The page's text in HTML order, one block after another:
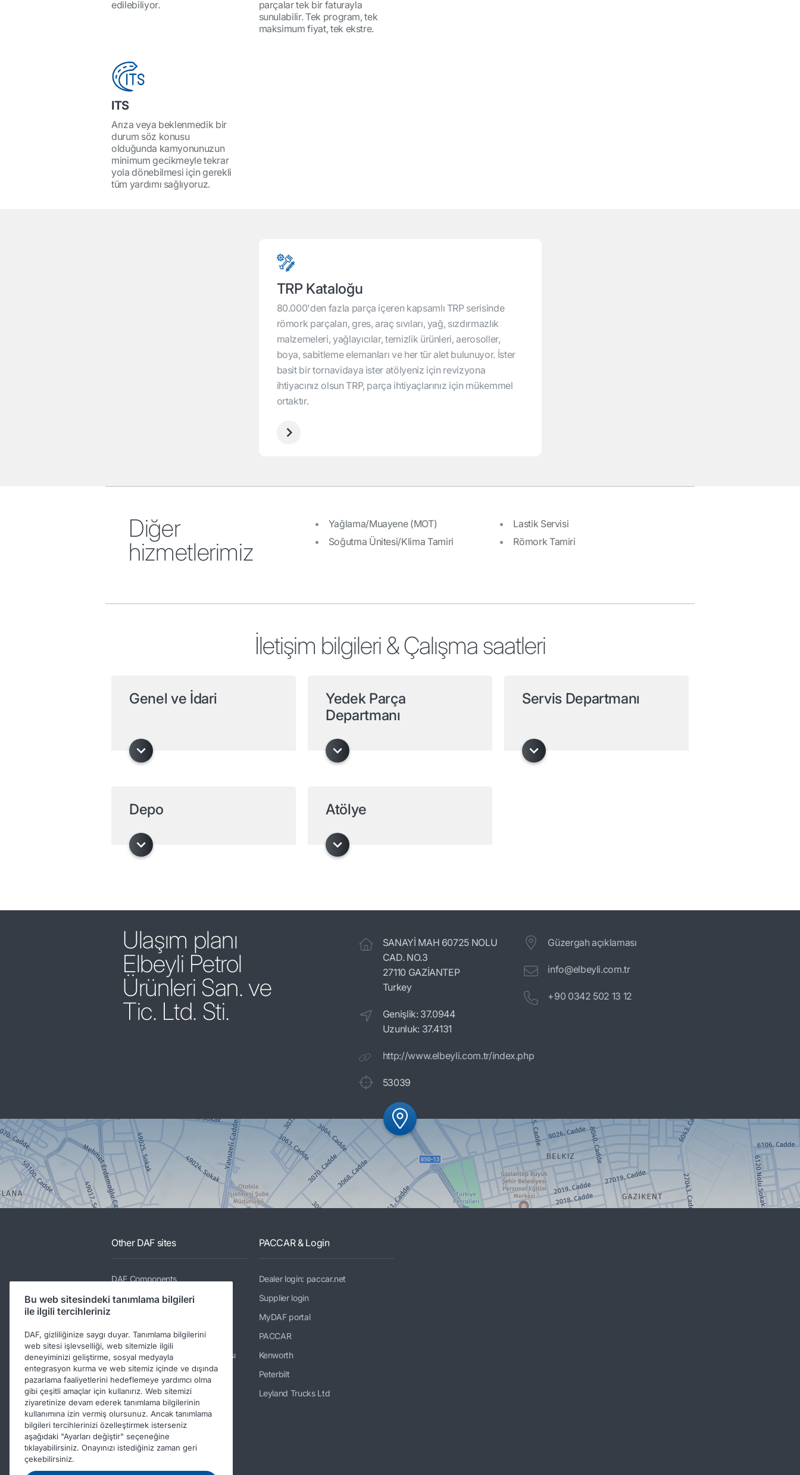
edilebiliyor.
parçalar tek bir faturayla
sunulabilir. Tek program, tek
maksimum fiyat, tek ekstre.
ITS
Arıza veya beklenmedik bir
durum söz konusu
olduğunda kamyonunuzun
minimum gecikmeyle tekrar
yola dönebilmesi için gerekli
tüm yardımı sağlıyoruz.
TRP Kataloğu
80.000'den fazla parça içeren kapsamlı TRP serisinde
römork parçaları, gres, araç sıvıları, yağ, sızdırmazlık
malzemeleri, yağlayıcılar, temizlik ürünleri, aerosoller,
boya, sabitleme elemanları ve her tür alet bulunuyor. İster
basit bir tornavidaya ister atölyeniz için revizyona
ihtiyacınız olsun TRP, parça ihtiyaçlarınız için mükemmel
ortaktır.
Diğer
hizmetlerimiz
Yağlama/Muayene (MOT)
Soğutma Ünitesi/Klima Tamiri
Lastik Servisi
Römork Tamiri
İletişim bilgileri & Çalışma saatleri
Genel ve İdari
Yedek Parça
Departmanı
Servis Departmanı
Depo Atölye
Ulaşım planı
Elbeyli Petrol
Ürünleri San. ve
Tic. Ltd. Sti.
SANAYİ MAH 60725 NOLU
CAD. NO.3
27110 GAZİANTEP
Turkey
Genişlik: 37.0944
Uzunluk: 37.4131
http://www.elbeyli.com.tr/index.php
53039
Güzergah açıklaması
info@elbeyli.com.tr
+90 0342 502 13 12
Other DAF sites
DAF Components
DAF Merchandising store
TRP Truck & Trailer Parts
DAF Yedek Parça Web Mağazası
DAF Kasa Yapım Bilgileri
DAF İkinci El Kamyonlar
DAF Ready-to-Go Trucks
Repair and maintenance
information for independent
operators
Periodic Technical Inspections
PACCAR & Login
Dealer login: paccar.net
Supplier login
MyDAF portal
PACCAR
Kenworth
Peterbilt
Leyland Trucks Ltd
Bu web sitesindeki tanımlama bilgileri
ile ilgili tercihleriniz
DAF, gizliliğinize saygı duyar. Tanımlama bilgilerini
web sitesi işlevselliği, web sitemizle ilgili
deneyiminizi geliştirme, sosyal medyayla
entegrasyon kurma ve web sitemiz içinde ve dışında
pazarlama faaliyetlerini hedeflemeye yardımcı olma
gibi çeşitli amaçlar için kullanırız. Web sitemizi
ziyaretinize devam ederek tanımlama bilgilerinin
kullanımına izin vermiş olursunuz. Ancak tanımlama
bilgileri tercihlerinizi özelleştirmek isterseniz
aşağıdaki "Ayarları değiştir" seçeneğine
tıklayabilirsiniz. Onayınızı istediğiniz zaman geri
çekebilirsiniz.